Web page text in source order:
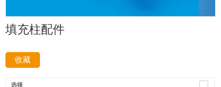
填充柱配件
收藏